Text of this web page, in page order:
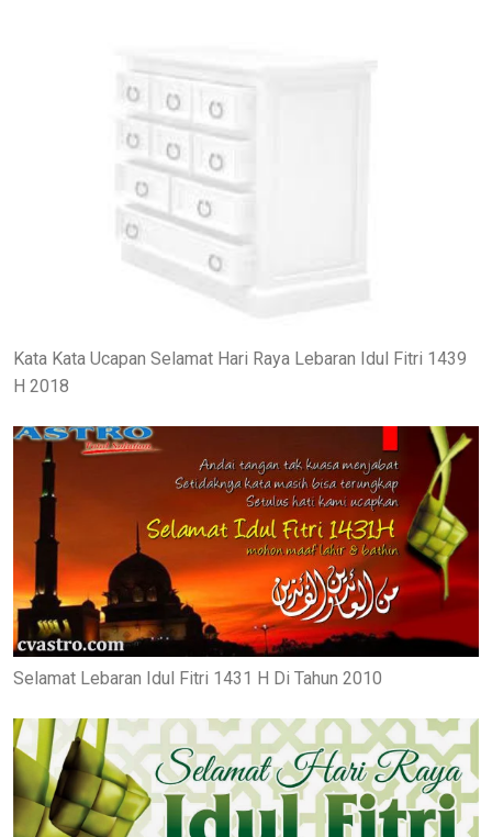
Kata Kata Ucapan Selamat Hari Raya Lebaran Idul Fitri 1439
H 2018
Selamat Lebaran Idul Fitri 1431 H Di Tahun 2010